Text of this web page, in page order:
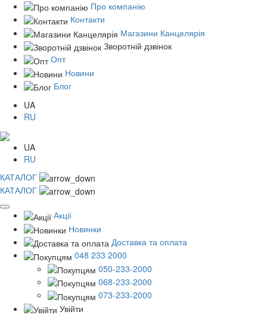
Про компанію
Контакти
Магазини Канцелярія
Зворотній дзвінок
Опт
Новини
Блог
UA
RU
UA
RU
КАТАЛОГ
КАТАЛОГ
Акції
Новинки
Доставка та оплата
048 233 2000
050-233-2000
068-233-2000
073-233-2000
Увійти